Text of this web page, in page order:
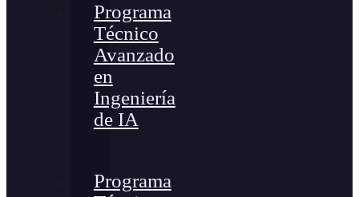
Programa
Técnico
Avanzado
en
Ingeniería
de IA
Programa